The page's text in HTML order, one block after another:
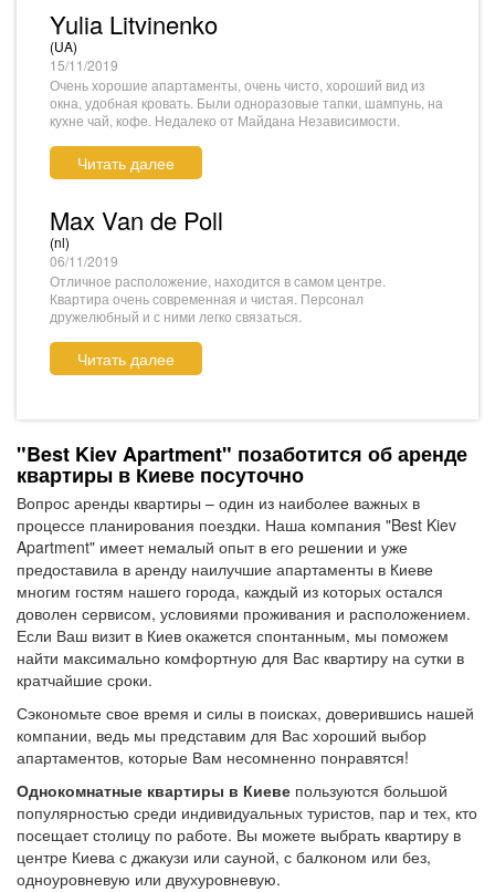
Yulia Litvinenko
(UA)
15/11/2019
Очень хорошие апартаменты, очень чисто, хороший вид из
окна, удобная кровать. Были одноразовые тапки, шампунь, на
кухне чай, кофе. Недалеко от Майдана Независимости.
Читать далее
Max Van de Poll
(nl)
06/11/2019
Отличное расположение, находится в самом центре.
Квартира очень современная и чистая. Персонал
дружелюбный и с ними легко связаться.
Читать далее
"Best Kiev Apartment" позаботится об аренде
квартиры в Киеве посуточно
Вопрос аренды квартиры – один из наиболее важных в
процессе планирования поездки. Наша компания "Best Kiev
Apartment" имеет немалый опыт в его решении и уже
предоставила в аренду наилучшие апартаменты в Киеве
многим гостям нашего города, каждый из которых остался
доволен сервисом, условиями проживания и расположением.
Если Ваш визит в Киев окажется спонтанным, мы поможем
найти максимально комфортную для Вас квартиру на сутки в
кратчайшие сроки.
Сэкономьте свое время и силы в поисках, доверившись нашей
компании, ведь мы представим для Вас хороший выбор
апартаментов, которые Вам несомненно понравятся!
Однокомнатные квартиры в Киеве пользуются большой
популярностью среди индивидуальных туристов, пар и тех, кто
посещает столицу по работе. Вы можете выбрать квартиру в
центре Киева с джакузи или сауной, с балконом или без,
одноуровневую или двухуровневую.